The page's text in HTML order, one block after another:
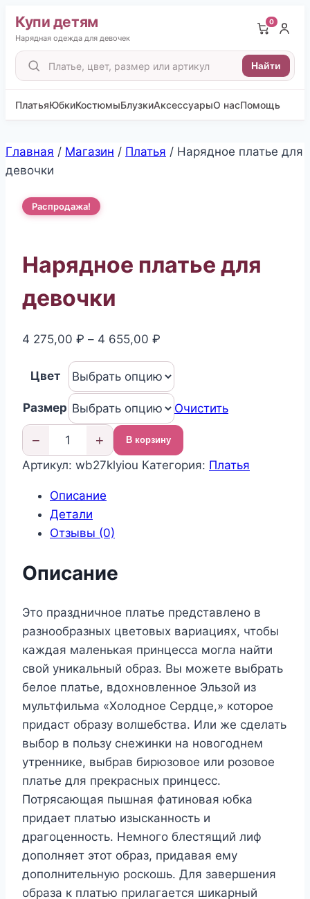
Купи детям
Нарядная одежда для девочек
Поиск
товаров
Найти
0
ПлатьяЮбкиКостюмыБлузкиАксессуарыО насПомощь
Перейти
к
Главная / Магазин / Платья / Нарядное платье для
девочки
Распродажа!
Нарядное платье для
девочки
4 275,00 ₽ – 4 655,00 ₽
4
275,00 ₽
–
655,00 ₽
Цвет
Размер Очистить
Количество
товара
платье
девочки
− + В корзину
Артикул: wb27klyiou Категория: Платья
Описание
Детали
Отзывы (0)
Описание
Это праздничное платье представлено в
разнообразных цветовых вариациях, чтобы
каждая маленькая принцесса могла найти
свой уникальный образ. Вы можете выбрать
белое платье, вдохновленное Эльзой из
мультфильма «Холодное Сердце,» которое
придаст образу волшебства. Или же сделать
выбор в пользу снежинки на новогоднем
утреннике, выбрав бирюзовое или розовое
платье для прекрасных принцесс.
Потрясающая пышная фатиновая юбка
придает платью изысканность и
драгоценность. Немного блестящий лиф
дополняет этот образ, придавая ему
дополнительную роскошь. Для завершения
образа к платью прилагается шикарный